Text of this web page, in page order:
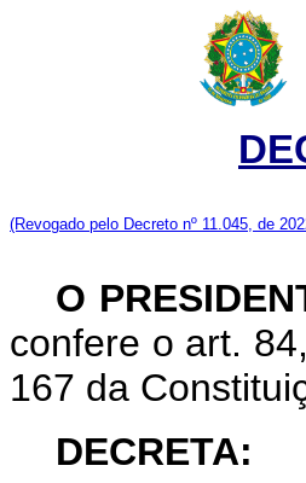
(Revogado pelo Decreto nº 11.045, de
O
confere o art.
167 da
DECRETA: